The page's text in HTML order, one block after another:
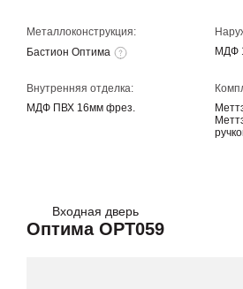
Металлоконструкция:
Бастион Оптима
МДФ
Внутренняя отделка:
МДФ ПВХ 16мм фрез.
Входная дверь
Оптима OPT059